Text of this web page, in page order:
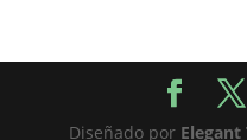
Diseñado por Elegant